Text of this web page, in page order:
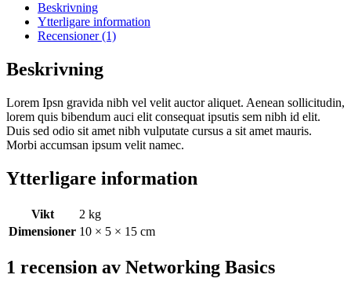
Beskrivning
Ytterligare information
Recensioner (1)
Beskrivning
Lorem Ipsn gravida nibh vel velit auctor aliquet. Aenean sollicitudin,
lorem quis bibendum auci elit consequat ipsutis sem nibh id elit.
Duis sed odio sit amet nibh vulputate cursus a sit amet mauris.
Morbi accumsan ipsum velit namec.
Ytterligare information
Vikt
2 kg
Dimensioner 10 × 5 × 15 cm
1 recension av Networking Basics